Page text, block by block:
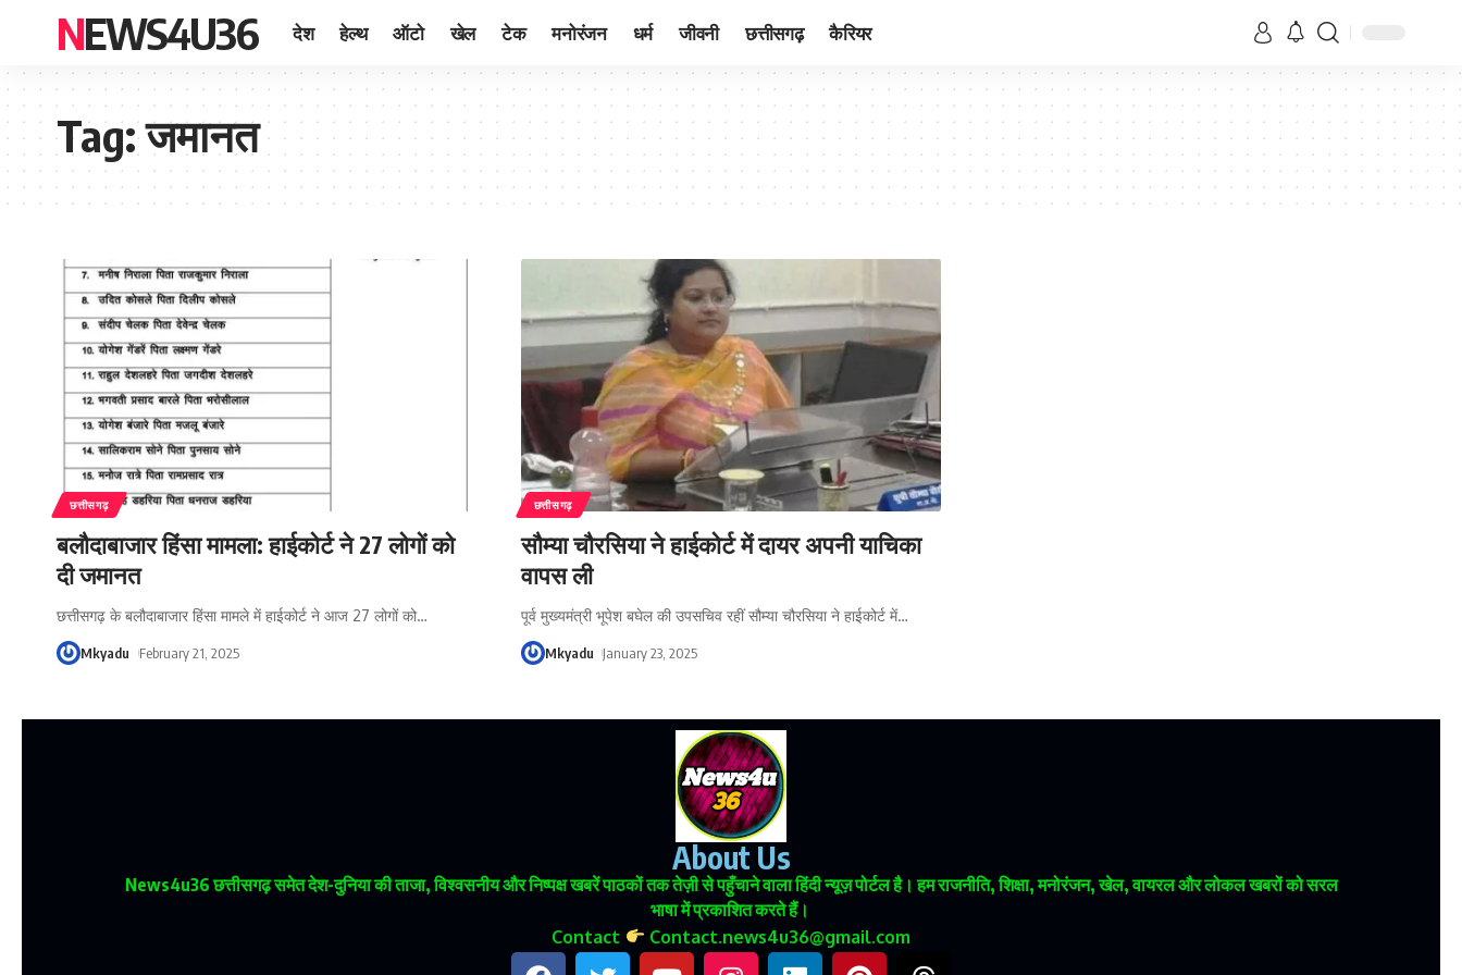
NEWS4U36 देश हेल्थ ऑटो खेल टेक मनोरंजन धर्म जीवनी छत्तीसगढ़ कैरियर
Tag:जमानत
छत्तीसगढ़
बलौदाबाजार हिंसा मामला: हाईकोर्ट ने 27 लोगों को
दी जमानत
छत्तीसगढ़ के बलौदाबाजार हिंसा मामले में हाईकोर्ट ने आज 27 लोगों को…
Mkyadu February 21, 2025
छत्तीसगढ़
सौम्या चौरसिया ने हाईकोर्ट में दायर अपनी याचिका
वापस ली
पूर्व मुख्यमंत्री भूपेश बघेल की उपसचिव रहीं सौम्या चौरसिया ने हाईकोर्ट में…
Mkyadu January 23, 2025
About Us
News4u36छत्तीसगढ़ समेत देश-दुनिया की ताजा, विश्वसनीय और निष्पक्ष खबरें पाठकों तक तेज़ी से पहुँचाने वाला हिंदी न्यूज़ पोर्टल है। हम राजनीति, शिक्षा, मनोरंजन, खेल, वायरल और लोकल खबरों को सरल
भाषा में प्रकाशित करते हैं।
Contact
Contact.news4u36@gmail.com